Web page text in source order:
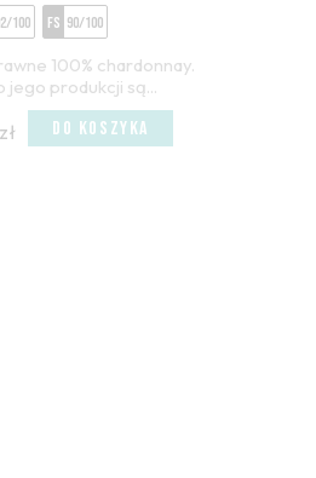
100 FS 90/100
100% chardonnay.
jego produkcji są...
DO KOSZYKA